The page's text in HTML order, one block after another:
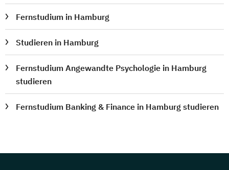
Kreatives Schreiben Kunst verstehen
Lagerverwalter Latein (Großes Latinum)
Lehrerfortbildung - multimediale
Unterrichtsgestaltung
Lerncoach
Logistikmeister
Managementassistent (bSb)
Fernstudium in Hamburg
Studieren in Hamburg
Fernstudium Angewandte Psychologie in Hamburg
studieren
Fernstudium Banking & Finance in Hamburg studieren